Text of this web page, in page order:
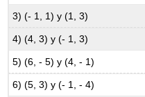
3) (- 1, 1) y (1, 3)
4) (4, 3) y (- 1, 3)
5) (6, - 5) y (4, - 1)
6) (5, 3) y (- 1, - 4)